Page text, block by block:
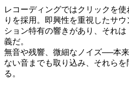
レコーディングではクリックを
りを採用。即興性を重視したサ
ション特有の響きがあり、それ
義だ。
無音や残響、微細なノイズ──本
ない音までも取り込み、それら
る。